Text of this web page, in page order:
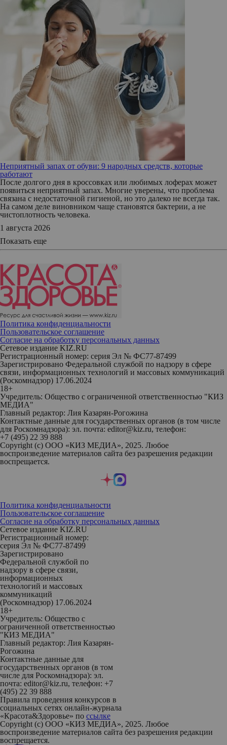
Неприятный запах от обуви: 9 народных средств, которые
работают
После долгого дня в кроссовках или любимых лоферах может
появиться неприятный запах. Многие уверены, что проблема
связана с недостаточной гигиеной, но это далеко не всегда так.
На самом деле виновником чаще становятся бактерии, а не
чистоплотность человека.
1 августа 2026
Показать еще
Политика конфиденциальности
Пользовательское соглашение
Согласие на обработку персональных данных
Сетевое издание KIZ.RU
Регистрационный номер: серия Эл № ФС77-87499
Зарегистрировано Федеральной службой по надзору в сфере
связи, информационных технологий и массовых коммуникаций
(Роскомнадзор) 17.06.2024
18+
Учредитель: Общество с ограниченной ответственностью "КИЗ
МЕДИА"
Главный редактор: Лия Казарян-Рогожина
Контактные данные для государственных органов (в том числе
для Роскомнадзора): эл. почта: editor@kiz.ru, телефон:
+7 (495) 22 39 888
Copyright (с) ООО «КИЗ МЕДИА», 2025. Любое
воспроизведение материалов сайта без разрешения редакции
воспрещается.
Политика конфиденциальности
Пользовательское соглашение
Согласие на обработку персональных данных
Сетевое издание KIZ.RU
Регистрационный номер:
серия Эл № ФС77-87499
Зарегистрировано
Федеральной службой по
надзору в сфере связи,
информационных
технологий и массовых
коммуникаций
(Роскомнадзор) 17.06.2024
18+
Учредитель: Общество с
ограниченной ответственностью
"КИЗ МЕДИА"
Главный редактор: Лия Казарян-
Рогожина
Контактные данные для
государственных органов (в том
числе для Роскомнадзора): эл.
почта: editor@kiz.ru, телефон: +7
(495) 22 39 888
Правила проведения конкурсов в
социальных сетях онлайн-журнала
«Красота&Здоровье» по ссылке
Copyright (с) ООО «КИЗ МЕДИА», 2025. Любое
воспроизведение материалов сайта без разрешения редакции
воспрещается.